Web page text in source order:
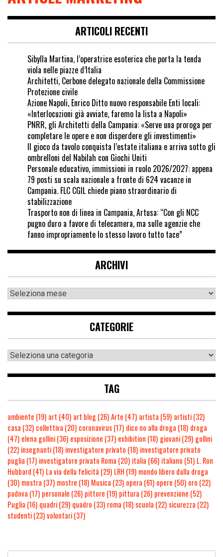
ARTICOLI RECENTI
Sibylla Martina, l’operatrice esoterica che porta la tenda
viola nelle piazze d’Italia
Architetti, Cerbone delegato nazionale della Commissione
Protezione civile
Azione Napoli, Enrico Ditto nuovo responsabile Enti locali:
«Interlocuzioni già avviate, faremo la lista a Napoli»
PNRR, gli Architetti della Campania: «Serve una proroga per
completare le opere e non disperdere gli investimenti»
Il gioco da tavolo conquista l’estate italiana e arriva sotto gli
ombrelloni del Nabilah con Giochi Uniti
Personale educativo, immissioni in ruolo 2026/2027: appena
79 posti su scala nazionale a fronte di 624 vacanze in
Campania. FLC CGIL chiede piano straordinario di
stabilizzazione
Trasporto non di linea in Campania, Artusa: “Con gli NCC
pugno duro a favore di telecamera, ma sulle agenzie che
fanno impropriamente lo stesso lavoro tutto tace”
ARCHIVI
CATEGORIE
TAG
ambiente (19) art (40) art blog(26)Arte (47) artista (59) artisti(32)
casa (32) collettiva (20) coronavirus(17) dico no alla droga (18) droga
(47) elena gollini(36) esposizione (37) exhibition (18) giovani(29) gollini
(22) insegnanti(18) investigatore privato (18) investigatore privato
puglia (17) investigatore privato Roma (20) italia (66) italiano (51) L. Ron
Hubbard (41) La via della felicità (29) LRH (19) mondo libero dalla droga
(30) mostra (37) mostre (18) Musica (23) opera (61) opere (50) oro (22)
padova (17) personale (26) pittore (19) pittura (26) prevenzione (52)
Puglia (16) quadri(29) quadro (33) roma (18) scuola (22) sicurezza (22)
studenti(23)volontari(37)